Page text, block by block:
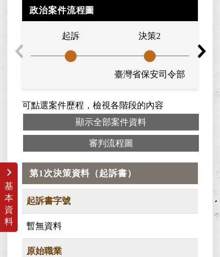
政治案件流程圖
起訴 決策2
臺灣省保安司令部
可點選案件歷程，檢視各階段的內容
顯示全部案件資料
審判流程圖
基
本
資
料
第1次決策資料（起訴書）
起訴書字號
暫無資料
原始職業